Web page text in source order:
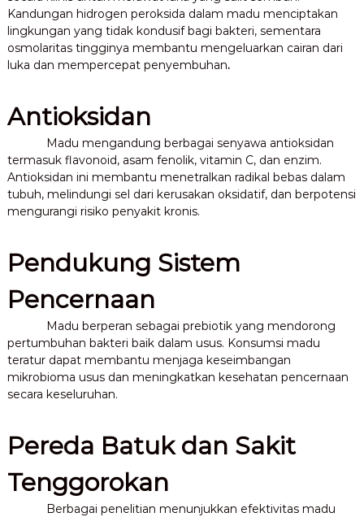
Kandungan hidrogen peroksida dalam madu menciptakan
lingkungan yang tidak kondusif bagi bakteri, sementara
osmolaritas tingginya membantu mengeluarkan cairan dari
luka dan mempercepat penyembuhan.
Antioksidan
Madu mengandung berbagai senyawa antioksidan
termasuk flavonoid, asam fenolik, vitamin C, dan enzim.
Antioksidan ini membantu menetralkan radikal bebas dalam
tubuh, melindungi sel dari kerusakan oksidatif, dan berpotensi
mengurangi risiko penyakit kronis.
Pendukung Sistem
Pencernaan
Madu berperan sebagai prebiotik yang mendorong
pertumbuhan bakteri baik dalam usus. Konsumsi madu
teratur dapat membantu menjaga keseimbangan
mikrobioma usus dan meningkatkan kesehatan pencernaan
secara keseluruhan.
Pereda Batuk dan Sakit
Tenggorokan
Berbagai penelitian menunjukkan efektivitas madu